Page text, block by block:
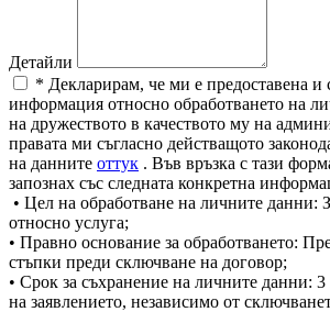
Детайли
* Декларирам, че ми е предоставена и
информация относно обработването на
на дружеството в качеството му на
правата ми съгласно действащото
на данните оттук . Във връзка с тази
запознах със следната конкретна
• Цел на обработване на личните данни:
относно услуга;
• Правно основание за обработването:
стъпки преди сключване на договор;
• Срок за съхранение на личните данни:
на заявлението, независимо от